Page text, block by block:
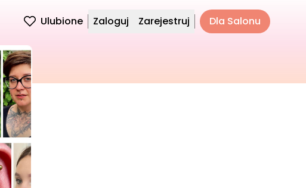
Ulubione Zaloguj Zarejestruj Dla Salonu